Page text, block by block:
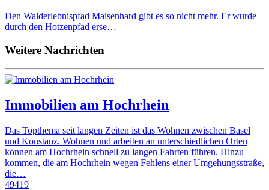
Den Walderlebnispfad Maisenhard gibt es so nicht mehr. Er wurde
durch den Hotzenpfad erse…
Weitere Nachrichten
Immobilien am Hochrhein
Das Topthema seit langen Zeiten ist das Wohnen zwischen Basel
und Konstanz. Wohnen und arbeiten an unterschiedlichen Orten
können am Hochrhein schnell zu langen Fahrten führen. Hinzu
kommen, die am Hochrhein wegen Fehlens einer Umgehungsstraße,
die…
49419